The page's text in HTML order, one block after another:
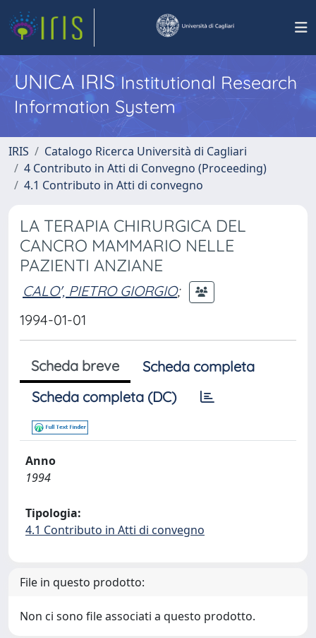
UNICA IRISInstitutional Research
Information System
IRIS
Catalogo Ricerca Università di Cagliari
4 Contributo in Atti di Convegno (Proceeding)
4.1 Contributo in Atti di convegno
LA TERAPIA CHIRURGICA DEL
CANCRO MAMMARIO NELLE
PAZIENTI ANZIANE
CALO', PIETRO GIORGIO;
1994-01-01
Scheda breve
Scheda completa
Scheda completa (DC)
Anno
1994
Tipologia:
4.1 Contributo in Atti di convegno
File in questo prodotto:
Non ci sono file associati a questo prodotto.